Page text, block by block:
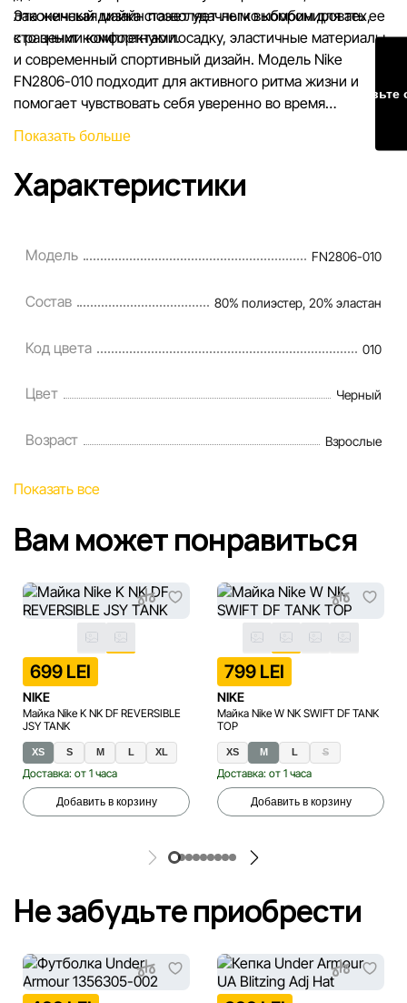
лаконичный дизайн позволяет легко комбинировать ее
с разными комплектами.
Эта женская майка станет удачным выбором для тех,
кто ценит комфортную посадку, эластичные материалы
и современный спортивный дизайн. Модель Nike
FN2806-010 подходит для активного ритма жизни и
помогает чувствовать себя уверенно во время
Показать больше
Характеристики
Модель FN2806-010
Состав 80% полиэстер, 20% эластан
Код цвета 010
Цвет Черный
Возраст Взрослые
Показать все
Вам может понравиться
699 LEI
NIKE
Майка Nike K NK DF REVERSIBLE
JSY TANK
XS S M L XL
Доставка: от 1 часа
Добавить в корзину
799 LEI
NIKE
Майка Nike W NK SWIFT DF TANK
TOP
XS M L S
Доставка: от 1 часа
Добавить в корзину
Не забудьте приобрести
Оставьте